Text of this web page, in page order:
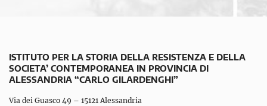
ISTITUTO PER LA STORIA DELLA RESISTENZA E DELLA
SOCIETA’ CONTEMPORANEA IN PROVINCIA DI
ALESSANDRIA “CARLO GILARDENGHI”
Via dei Guasco 49 – 15121 Alessandria